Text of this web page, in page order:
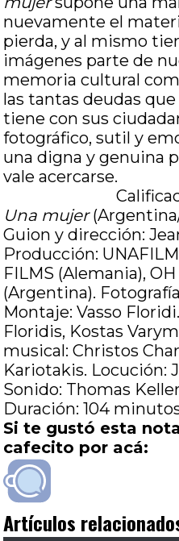
nuevamente el
pierda, y al mismo
imágenes parte de
memoria cultural
las tantas deudas
tiene con sus
fotográfico, sutil y
una digna y genuina
vale acercarse.
Una mujer
Guion y dirección:
Producción:
FILMS (Alemania),
(Argentina).
Montaje: Vasso
Floridis, Kostas
musical: Christos
Kariotakis. Locución:
Sonido: Thomas
Duración: 104
Si te gustó esta
cafecito por acá:
Artículos